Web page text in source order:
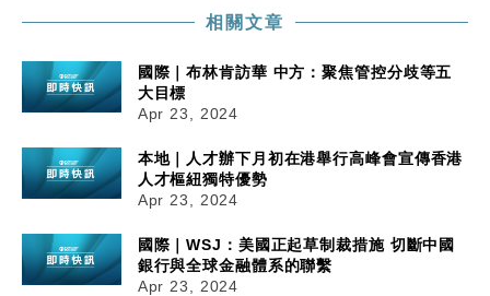
相關文章
國際｜布林肯訪華 中方：聚焦管控分歧等五
大目標
Apr 23, 2024
本地｜人才辦下月初在港舉行高峰會宣傳香港
人才樞紐獨特優勢
Apr 23, 2024
國際｜WSJ：美國正起草制裁措施 切斷中國
銀行與全球金融體系的聯繫
Apr 23, 2024